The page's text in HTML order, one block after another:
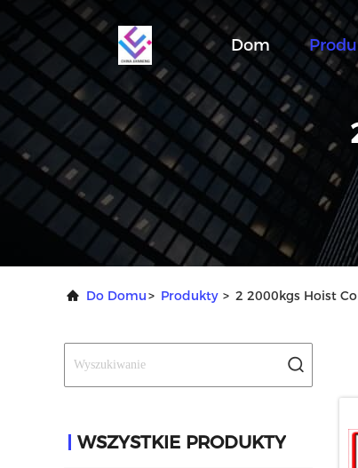
Dom
Do Domu> Produkty > 2 2000kgs Hoist
WSZYSTKIE PRODUKTY